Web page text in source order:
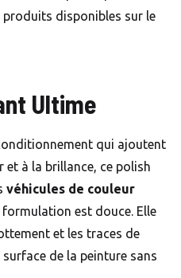
disponibles sur le
Ultime
qui ajoutent
à la brillance, ce polish
véhicules de couleur
formulation est douce. Elle
et les traces de
de la peinture sans